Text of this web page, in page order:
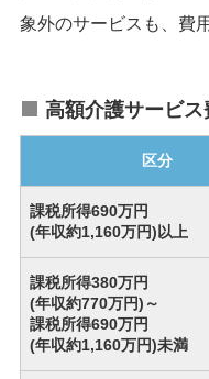
象外のサービスも、費
高額介護サービ
区分
課税所得690万円
(年収約1,160万円)以上
課税所得380万円
(年収約770万円)～
課税所得690万円
(年収約1,160万円)未満